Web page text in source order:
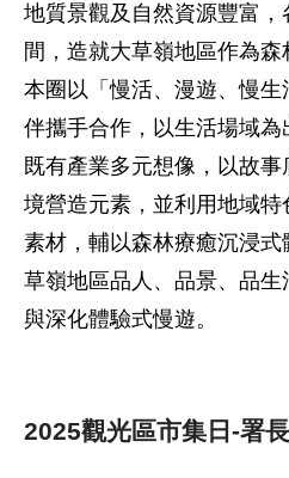
地質景觀及自然資源豐富
間，造就大草嶺地區作為森
本圈以「慢活、漫遊、慢
伴攜手合作，以生活場域
既有產業多元想像，以故
境營造元素，並利用地域
素材，輔以森林療癒沉浸
草嶺地區品人、品景、品
與深化體驗式慢遊。
2025觀光區市集日-署